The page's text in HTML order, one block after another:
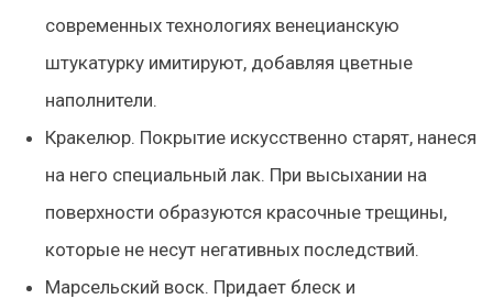
современных технологиях венецианскую
штукатурку имитируют, добавляя цветные
наполнители.
Кракелюр. Покрытие искусственно старят, нанеся
на него специальный лак. При высыхании на
поверхности образуются красочные трещины,
которые не несут негативных последствий.
Марсельский воск. Придает блеск и